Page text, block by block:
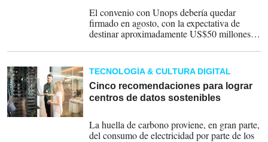
El convenio con Unops debería quedar
firmado en agosto, con la expectativa de
destinar aproximadamente US$50 millones a
TECNOLOGÍA & CULTURA DIGITAL
Cinco recomendaciones para lograr
centros de datos sostenibles
La huella de carbono proviene, en gran parte,
del consumo de electricidad por parte de los